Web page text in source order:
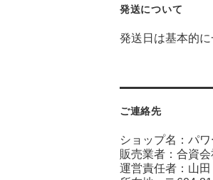
発送について
発送日は基本的
ご連絡先
ショップ名：パ
販売業者：合資
運営責任者：山田